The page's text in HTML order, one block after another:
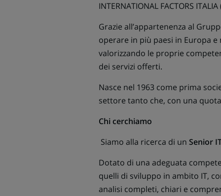
INTERNATIONAL FACTORS
Grazie all’appartenenza al
operare in più paesi in Europa
valorizzando le proprie
dei servizi offerti.
Nasce nel 1963 come prima
settore tanto che, con una
Chi cerchiamo
Siamo alla ricerca di un Senior
Dotato di una adeguata
quelli di sviluppo in ambito IT,
analisi completi, chiari e